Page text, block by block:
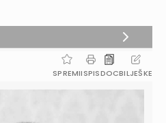
SPREMIISPISDOCBILJEŠKE